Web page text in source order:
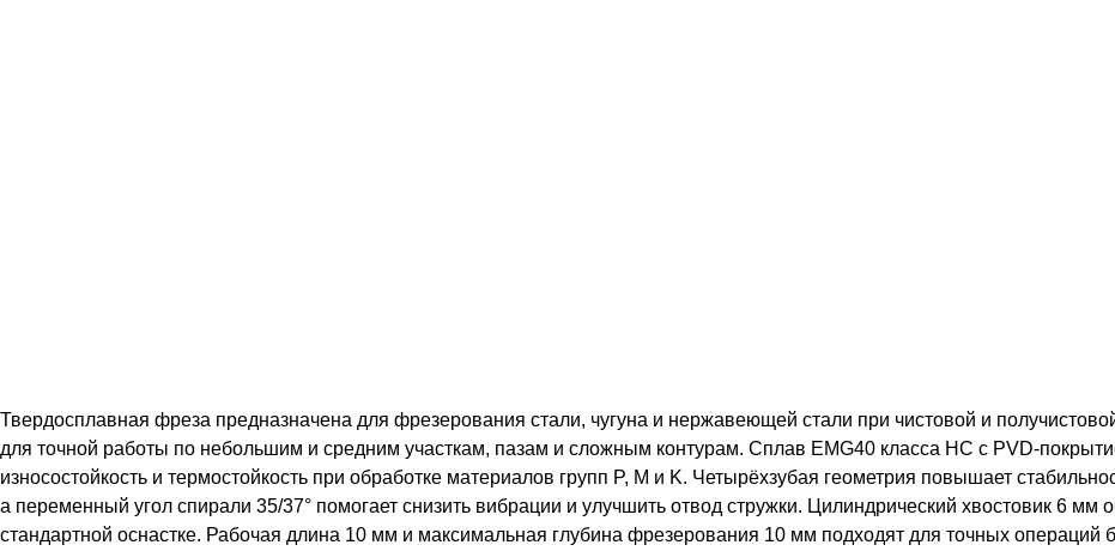
Твердосплавная фреза предназначена для фрезерования стали, чугуна и нержавеющей стали при чистовой и
для точной работы по небольшим и средним участкам, пазам и сложным контурам. Сплав EMG40 класса HC с PVD-
износостойкость и термостойкость при обработке материалов групп P, M и K. Четырёхзубая геометрия повышает
а переменный угол спирали 35/37° помогает снизить вибрации и улучшить отвод стружки. Цилиндрический хвостовик 6
стандартной оснастке. Рабочая длина 10 мм и максимальная глубина фрезерования 10 мм подходят для точных